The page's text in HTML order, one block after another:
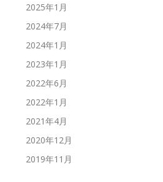
2025年1月
2024年7月
2024年1月
2023年1月
2022年6月
2022年1月
2021年4月
2020年12月
2019年11月